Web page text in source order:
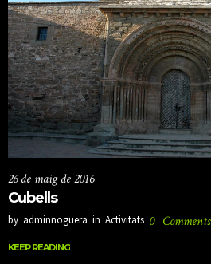
26 de maig de 2016
Cubells
by adminnoguera in Activitats 0 Comments
KEEP READING